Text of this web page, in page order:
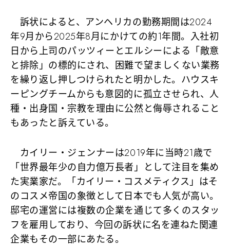
訴状によると、アンヘリカの勤務期間は2024
年9月から2025年8月にかけての約1年間。入社初
日から上司のパッツィーとエルシーによる「敵意
と排除」の標的にされ、困難で望ましくない業務
を繰り返し押しつけられたと明かした。ハウスキ
ーピングチームからも意図的に孤立させられ、人
種・出身国・宗教を理由に公然と侮辱されること
もあったと訴えている。
カイリー・ジェンナーは2019年に当時21歳で
「世界最年少の自力億万長者」として注目を集め
た実業家だ。「カイリー・コスメティクス」はそ
のコスメ帝国の象徴として日本でも人気が高い。
邸宅の運営には複数の企業を通じて多くのスタッ
フを雇用しており、今回の訴状に名を連ねた関連
企業もその一部にあたる。